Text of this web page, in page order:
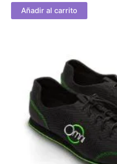
Añadir al carrito